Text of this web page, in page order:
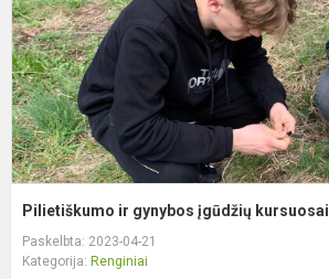
Pilietiškumo ir gynybos įgūdžių kursuosai
Paskelbta: 2023-04-21
Kategorija: Renginiai